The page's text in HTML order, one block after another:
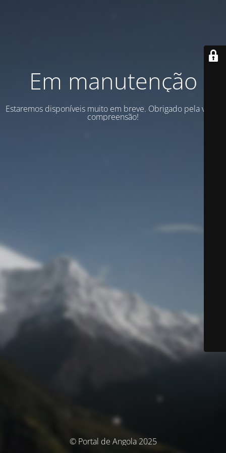
Em manutenção
Estaremos disponíveis muito em breve. Obrigado pela vossa
compreensão!
© Portal de Angola 2025